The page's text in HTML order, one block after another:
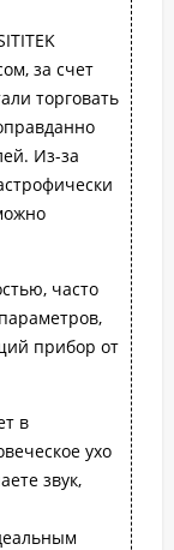
за счет
торговать
Из-за
часто
прибор от
в
ухо
звук,